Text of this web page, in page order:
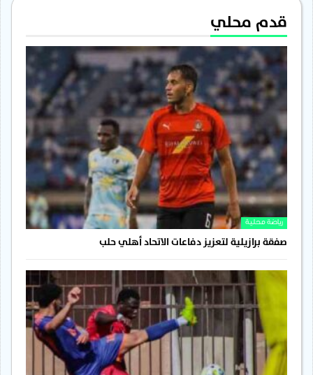
قدم محلي
رياضة محلية
صفقة برازيلية لتعزيز دفاعات الاتحاد أهلي حلب